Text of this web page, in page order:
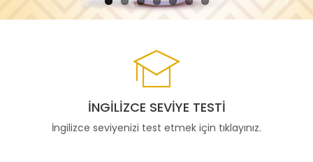
İNGILIZCE SEVIYE TESTI
İngilizce seviyenizi test etmek için tıklayınız.